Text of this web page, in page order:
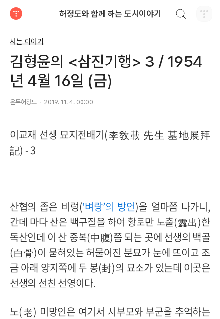
허정도와 함께 하는 도시이야기
사는 이야기
김형윤의 <삼진기행> 3 / 1954
년 4월 16일 (금)
운무허정도 2019. 11. 4. 00:00
이교재 선생 묘지전배기(李敎載 先生 墓地展拜
記) - 3
산협의 좁은 비렁(‘벼랑’의 방언)을 얼마쯤 나가니,
간데 마다 산은 백구질을 하여 황토만 노출(露出)한
독산인데 이 산 중복(中腹)쯤 되는 곳에 선생의 백골
(白骨)이 묻혀있는 허물어진 분묘가 눈에 뜨이고 조
금 아래 양지쪽에 두 봉(封)의 묘소가 있는데 이곳은
선생의 선친 선영이다.
노(老) 미망인은 여기서 시부모와 부군을 추억하는